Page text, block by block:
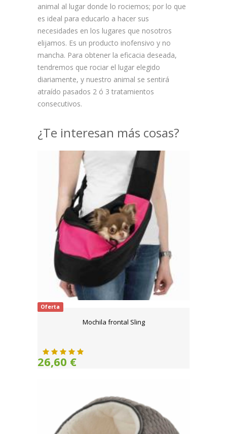
animal al lugar donde lo rociemos; por lo que
es ideal para educarlo a hacer sus
necesidades en los lugares que nosotros
elijamos. Es un producto inofensivo y no
mancha. Para obtener la eficacia deseada,
tendremos que rociar el lugar elegido
diariamente, y nuestro animal se sentirá
atraído pasados 2 ó 3 tratamientos
consecutivos.
¿Te interesan más cosas?
Oferta
Mochila frontal Sling
26,60 €